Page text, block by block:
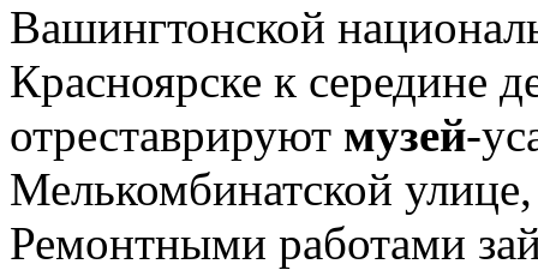
Вашингтонской
Красноярске к середине
отреставрируют музей-
Мелькомбинатской
Ремонтными работами